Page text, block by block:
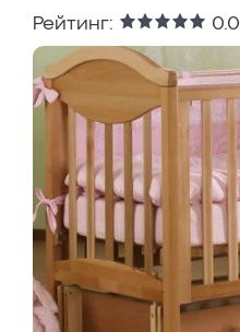
Рейтинг: 0.0